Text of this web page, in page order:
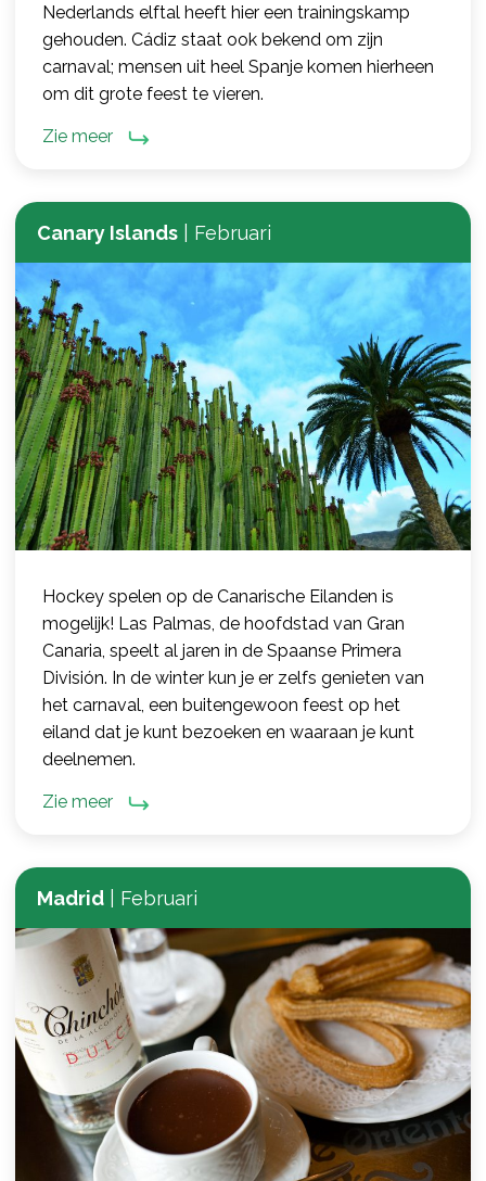
Nederlands elftal heeft hier een trainingskamp
gehouden. Cádiz staat ook bekend om zijn
carnaval; mensen uit heel Spanje komen hierheen
om dit grote feest te vieren.
Zie meer
Canary Islands Februari
Hockey spelen op de Canarische Eilanden is
mogelijk! Las Palmas, de hoofdstad van Gran
Canaria, speelt al jaren in de Spaanse Primera
División. In de winter kun je er zelfs genieten van
het carnaval, een buitengewoon feest op het
eiland dat je kunt bezoeken en waaraan je kunt
deelnemen.
Zie meer
Madrid Februari